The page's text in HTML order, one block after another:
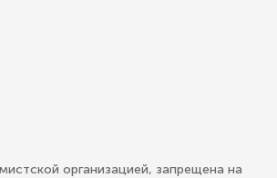
организацией, запрещена на